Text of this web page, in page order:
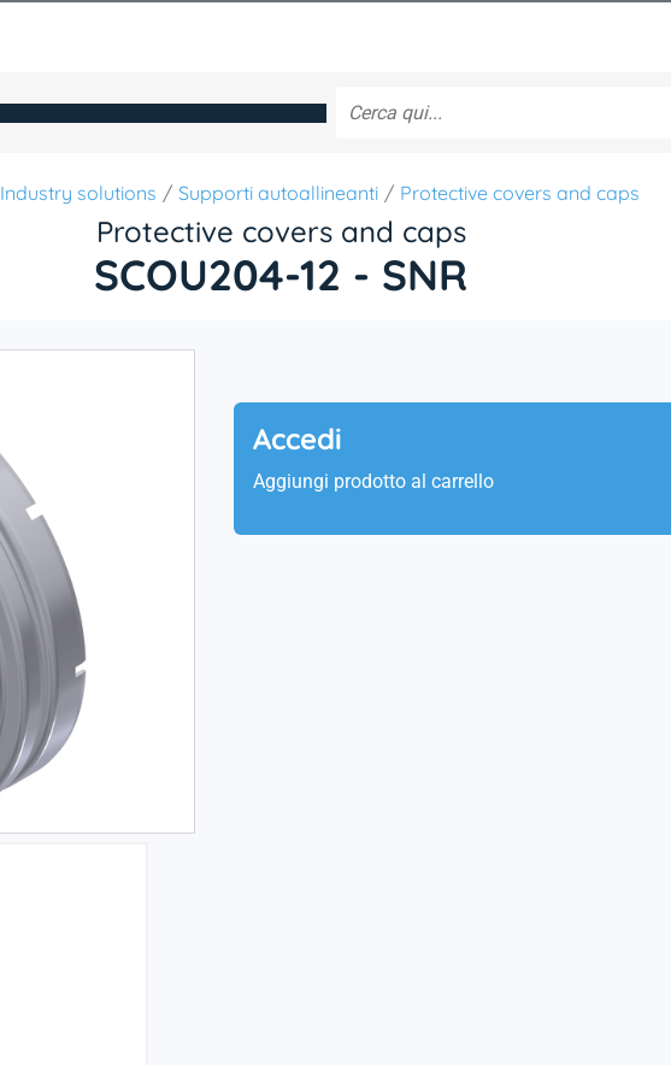
Industry solutions Supporti autoallineanti Protective covers and caps
Protective covers and caps
SCOU204-12 - SNR
Accedi
Aggiungi prodotto al carrello